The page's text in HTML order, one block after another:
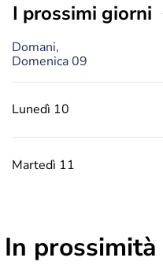
i prossimi giorni
Domani,
Domenica 09
Lunedì 10
Martedì 11
In prossimità